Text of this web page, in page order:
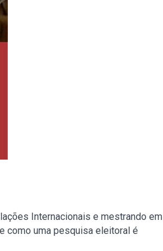
Internacionais e mestrando em
como uma pesquisa eleitoral é